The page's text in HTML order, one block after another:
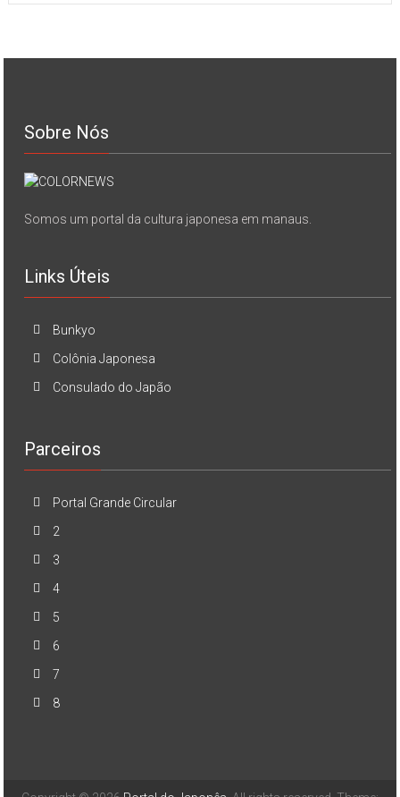
Sobre Nós
Somos um portal da cultura japonesa em manaus.
Links Úteis
Bunkyo
Colônia Japonesa
Consulado do Japão
Parceiros
Portal Grande Circular
2
3
4
5
6
7
8